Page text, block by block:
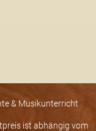
& Musikunterricht
ist abhängig vom